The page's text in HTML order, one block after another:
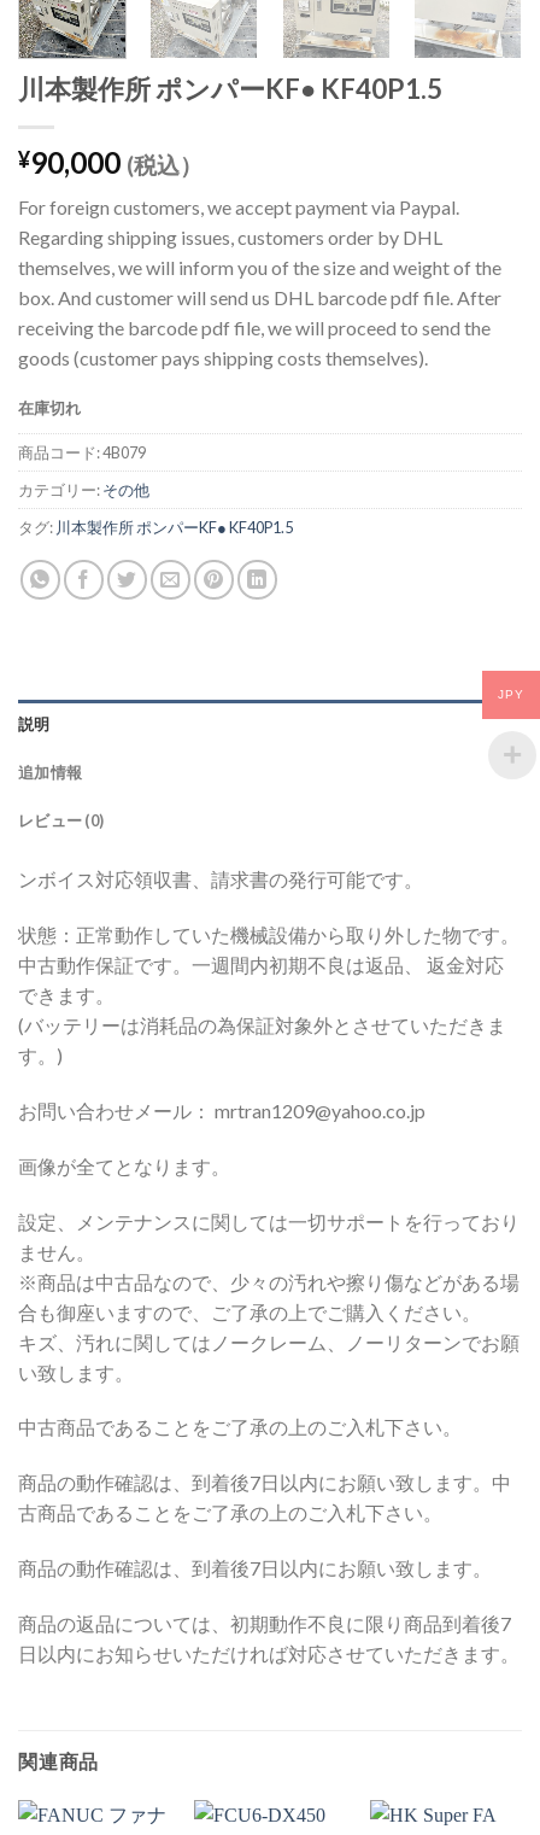
川本製作所 ポンパーKF● KF40P1.5
¥90,000 (税込）
For foreign customers, we accept payment via Paypal.
Regarding shipping issues, customers order by DHL
themselves, we will inform you of the size and weight of the
box. And customer will send us DHL barcode pdf file. After
receiving the barcode pdf file, we will proceed to send the
goods (customer pays shipping costs themselves).
在庫切れ
商品コード:4B079
カテゴリー:その他
タグ: 川本製作所 ポンパーKF● KF40P1.5
説明
追加情報
レビュー (0)
ンボイス対応領収書、請求書の発行可能です。
状態：正常動作していた機械設備から取り外した物です。
中古動作保証です。一週間内初期不良は返品、 返金対応
できます。
(バッテリーは消耗品の為保証対象外とさせていただきま
す。)
お問い合わせメール： mrtran1209@yahoo.co.jp
画像が全てとなります。
設定、メンテナンスに関しては一切サポートを行っており
ません。
※商品は中古品なので、少々の汚れや擦り傷などがある場
合も御座いますので、ご了承の上でご購入ください。
キズ、汚れに関してはノークレーム、ノーリターンでお願
い致します。
中古商品であることをご了承の上のご入札下さい。
商品の動作確認は、到着後7日以内にお願い致します。中
古商品であることをご了承の上のご入札下さい。
商品の動作確認は、到着後7日以内にお願い致します。
商品の返品については、初期動作不良に限り商品到着後7
日以内にお知らせいただければ対応させていただきます。
関連商品
JPY